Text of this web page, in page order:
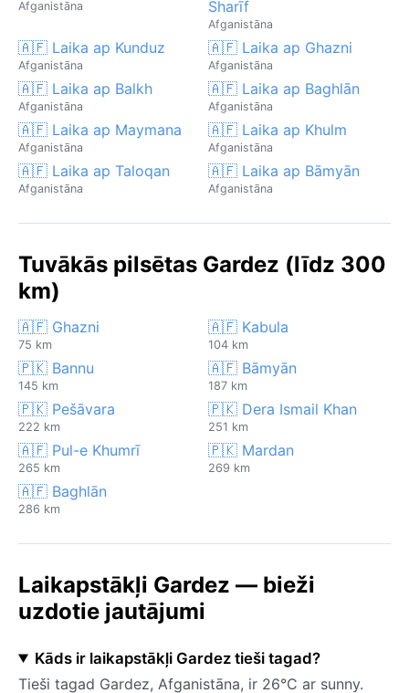
Afganistāna
Sharīf
Afganistāna
🇦🇫 Laika ap Kunduz
Afganistāna
🇦🇫 Laika ap Ghazni
Afganistāna
🇦🇫 Laika ap Balkh
Afganistāna
🇦🇫 Laika ap Baghlān
Afganistāna
🇦🇫 Laika ap Maymana
Afganistāna
🇦🇫 Laika ap Khulm
Afganistāna
🇦🇫 Laika ap Taloqan
Afganistāna
🇦🇫 Laika ap Bāmyān
Afganistāna
Tuvākās pilsētas Gardez (līdz 300
km)
🇦🇫 Ghazni
75 km
🇦🇫 Kabula
104 km
🇵🇰 Bannu
145 km
🇦🇫 Bāmyān
187 km
🇵🇰 Pešāvara
222 km
🇵🇰 Dera Ismail Khan
251 km
🇦🇫 Pul-e Khumrī
265 km
🇵🇰 Mardan
269 km
🇦🇫 Baghlān
286 km
Laikapstākļi Gardez — bieži
uzdotie jautājumi
Kāds ir laikapstākļi Gardez tieši tagad?
Tieši tagad Gardez, Afganistāna, ir 26°C ar sunny.